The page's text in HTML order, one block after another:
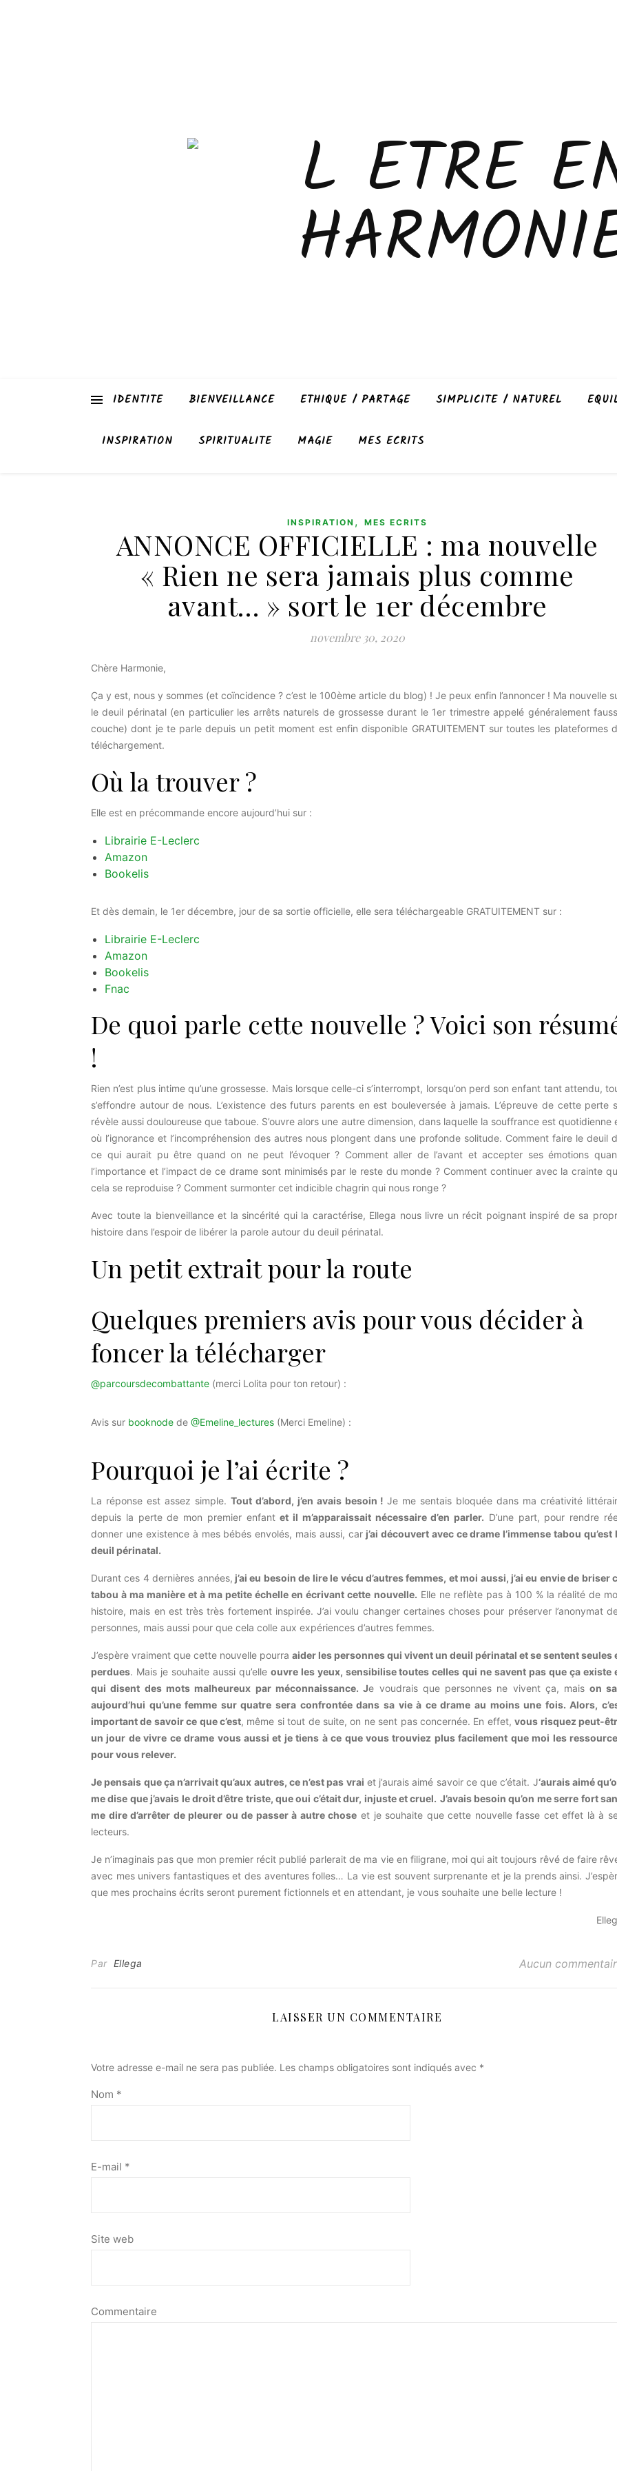
IDENTITE BIENVEILLANCE ETHIQUE / PARTAGE SIMPLICITE / NATUREL
INSPIRATION SPIRITUALITE MAGIE MES ECRITS
INSPIRATION , MES ECRITS
ANNONCE OFFICIELLE : ma nouvelle
« Rien ne sera jamais plus comme
avant… » sort le 1er décembre
novembre 30, 2020
Chère Harmonie,
Ça y est, nous y sommes (et coïncidence ? c’est le 100ème article du blog) ! Je peux enfin l’annoncer ! Ma nouvelle
le deuil périnatal (en particulier les arrêts naturels de grossesse durant le 1er trimestre appelé généralement
couche) dont je te parle depuis un petit moment est enfin disponible GRATUITEMENT sur toutes les plateformes
téléchargement.
Où la trouver ?
Elle est en précommande encore aujourd’hui sur :
Librairie E-Leclerc
Amazon
Bookelis
Et dès demain, le 1er décembre, jour de sa sortie officielle, elle sera téléchargeable GRATUITEMENT sur :
Librairie E-Leclerc
Amazon
Bookelis
Fnac
De quoi parle cette nouvelle ? Voici son
!
Rien n’est plus intime qu’une grossesse. Mais lorsque celle-ci s’interrompt, lorsqu’on perd son enfant tant attendu,
s’effondre autour de nous. L’existence des futurs parents en est bouleversée à jamais. L’épreuve de cette perte
révèle aussi douloureuse que taboue. S’ouvre alors une autre dimension, dans laquelle la souffrance est quotidienne
où l’ignorance et l’incompréhension des autres nous plongent dans une profonde solitude. Comment faire le deuil
ce qui aurait pu être quand on ne peut l’évoquer ? Comment aller de l’avant et accepter ses émotions
l’importance et l’impact de ce drame sont minimisés par le reste du monde ? Comment continuer avec la crainte
cela se reproduise ? Comment surmonter cet indicible chagrin qui nous ronge ?
Avec toute la bienveillance et la sincérité qui la caractérise, Ellega nous livre un récit poignant inspiré de sa
histoire dans l’espoir de libérer la parole autour du deuil périnatal.
Un petit extrait pour la route
Quelques premiers avis pour vous décider à
foncer la télécharger
@parcoursdecombattante (merci Lolita pour ton retour) :
Avis sur booknode de @Emeline_lectures (Merci Emeline) :
Pourquoi je l’ai écrite ?
La réponse est assez simple. Tout d’abord, j’en avais besoin !Je me sentais bloquée dans ma créativité
depuis la perte de mon premier enfantet il m’apparaissait nécessaire d’en parler. D’une part, pour rendre
donner une existence à mes bébés envolés, mais aussi, car j’ai découvert avec ce drame l’immense tabou qu’est
deuil périnatal.
Durant ces 4 dernières années, j’ai eu besoin de lire le vécu d’autres femmes, et moi aussi, j’ai eu envie de briser
tabou à ma manière et à ma petite échelle en écrivant cette nouvelle. Elle ne reflète pas à 100 % la réalité de
histoire, mais en est très très fortement inspirée. J’ai voulu changer certaines choses pour préserver l’anonymat
personnes, mais aussi pour que cela colle aux expériences d’autres femmes.
J’espère vraiment que cette nouvelle pourra aider les personnes qui vivent un deuil périnatal et se sentent seules
perdues. Mais je souhaite aussi qu’elle ouvre les yeux, sensibilise toutes celles qui ne savent pas que ça existe
qui disent des mots malheureux par méconnaissance. Je voudrais que personnes ne vivent ça, mais on
aujourd’hui qu’une femme sur quatre sera confrontée dans sa vie à ce drame au moins une fois. Alors,
important de savoir ce que c’est, même si tout de suite, on ne sent pas concernée. En effet,vous risquez peut-
un jour de vivre ce drame vous aussi et je tiens à ce que vous trouviez plus facilement que moi les
pour vous relever.
Je pensais que ça n’arrivait qu’aux autres, ce n’est pas vrai et j’aurais aimé savoir ce que c’était. J‘aurais aimé
me dise que j’avais le droit d’être triste, que oui c’était dur, injuste et cruel. J’avais besoin qu’on me serre fort
me dire d’arrêter de pleurer ou de passer à autre chose et je souhaite que cette nouvelle fasse cet effet là à
lecteurs.
Je n’imaginais pas que mon premier récit publié parlerait de ma vie en filigrane, moi qui ait toujours rêvé de faire
avec mes univers fantastiques et des aventures folles… La vie est souvent surprenante et je la prends ainsi.
que mes prochains écrits seront purement fictionnels et en attendant, je vous souhaite une belle lecture !
Par Ellega Aucun
LAISSER UN COMMENTAIRE
Votre adresse e-mail ne sera pas publiée. Les champs obligatoires sont indiqués avec *
Nom *
E-mail *
Site web
Commentaire